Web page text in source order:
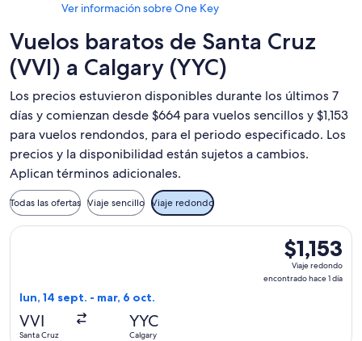
Ver información sobre One Key
Vuelos baratos de Santa Cruz
(VVI) a Calgary (YYC)
Los precios estuvieron disponibles durante los últimos 7
días y comienzan desde $664 para vuelos sencillos y $1,153
para vuelos rendondos, para el periodo especificado. Los
precios y la disponibilidad están sujetos a cambios.
Aplican términos adicionales.
Todas las ofertas Viaje sencillo Viaje redondo
$1,153
Viaje
redondo,
$1,153
Viaje redondo
encontrado hace 1 día
lun, 14 sept. - mar, 6 oct.
VVI
Santa Cruz
YYC
Calgary
Seleccionar vuelo de United, con salida el lun, 14 sept.